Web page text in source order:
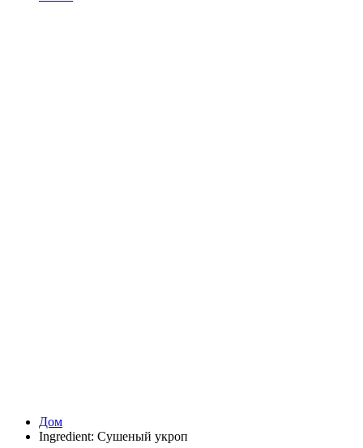
Дом
Ingredient: Сушеный укроп